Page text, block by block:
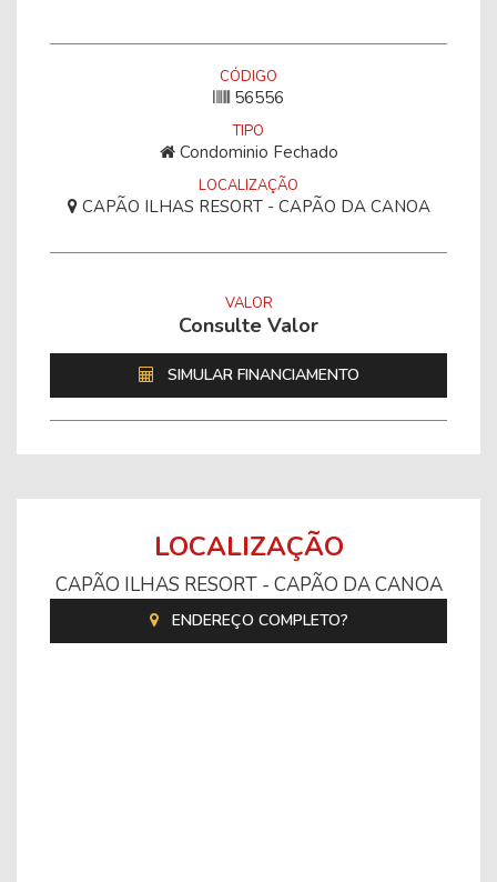
CÓDIGO
56556
TIPO
Condominio Fechado
LOCALIZAÇÃO
CAPÃO ILHAS RESORT - CAPÃO DA CANOA
VALOR
Consulte Valor
SIMULAR FINANCIAMENTO
LOCALIZAÇÃO
CAPÃO ILHAS RESORT - CAPÃO DA CANOA
ENDEREÇO COMPLETO?